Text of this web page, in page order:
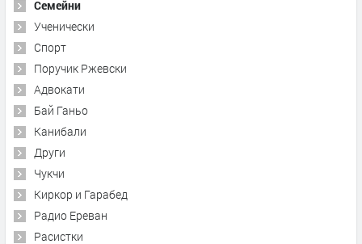
Семейни
Ученически
Спорт
Поручик Ржевски
Адвокати
Бай Ганьо
Канибали
Други
Чукчи
Киркор и Гарабед
Радио Ереван
Расистки